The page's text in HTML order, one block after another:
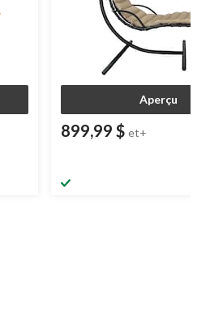
Aperçu
899,99 $ et+